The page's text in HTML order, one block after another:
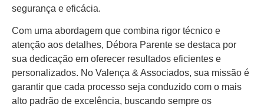
segurança e eficácia.
Com uma abordagem que combina rigor técnico e
atenção aos detalhes, Débora Parente se destaca por
sua dedicação em oferecer resultados eficientes e
personalizados. No Valença & Associados, sua missão é
garantir que cada processo seja conduzido com o mais
alto padrão de excelência, buscando sempre os